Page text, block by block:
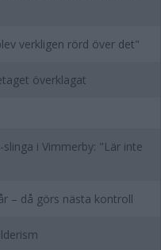
verkligen rörd över det"
överklagat
i Vimmerby: "Lär inte
– då görs nästa kontroll